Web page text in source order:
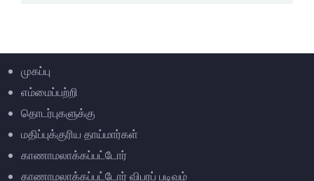
முகப்பு
எம்மைப்பற்றி
தொடர்புகளுக்கு
மதிப்புக்குரிய தாய்மார்கள்
காணாமலாக்கப்பட்டோர்
காணாமலாக்கப்பட்டோர் விபரப் படிவம்